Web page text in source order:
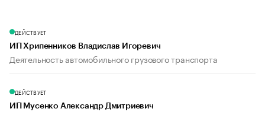
ДЕЙСТВУЕТ
ИП Хрипенников Владислав Игоревич
Деятельность автомобильного грузового транспорта
ДЕЙСТВУЕТ
ИП Мусенко Александр Дмитриевич